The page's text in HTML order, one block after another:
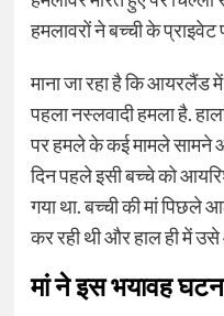
हमलावरों ने बच्ची के प्राइवेट
माना जा रहा है कि आयरलैंड
पहला नस्लवादी हमला है.
पर हमले के कई मामले सामने
दिन पहले इसी बच्चे को
गया था. बच्ची की मां
कर रही थी और हाल ही में उसे
मां ने इस भयावह